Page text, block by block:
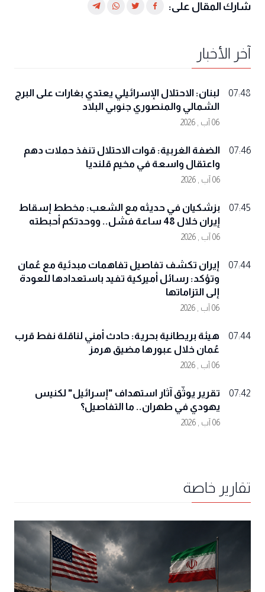
شارك المقال على:
آخر الأخبار
07:48
لبنان: الاحتلال الإسرائيلي يعتدي بغارات على البرج
الشمالي والمنصوري جنوبي البلاد
06 آب , 2026
07:46
الضفة الغربية: قوات الاحتلال تنفذ حملات دهم
واعتقال واسعة في مخيم قلنديا
06 آب , 2026
07:45
بزشكيان في حديثه مع الشعب: مخطط إسقاط
إيران خلال 48 ساعة فشل.. ووحدتكم أحبطته
06 آب , 2026
07:44
إيران تكشف تفاصيل تفاهمات مبدئية مع عُمان
وتؤكد: رسائل أميركية تفيد باستعدادها للعودة
إلى التزاماتها
06 آب , 2026
07:44
هيئة بريطانية بحرية: حادث أمني لناقلة نفط قرب
عُمان خلال عبورها مضيق هرمز
06 آب , 2026
07:42
تقرير يوثّق آثار استهداف "إسرائيل" لكنيس
يهودي في طهران.. ما التفاصيل؟
06 آب , 2026
تقارير خاصة